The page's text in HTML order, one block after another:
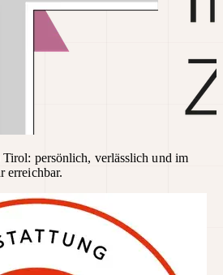
persönlich, verlässlich und im
erreichbar.